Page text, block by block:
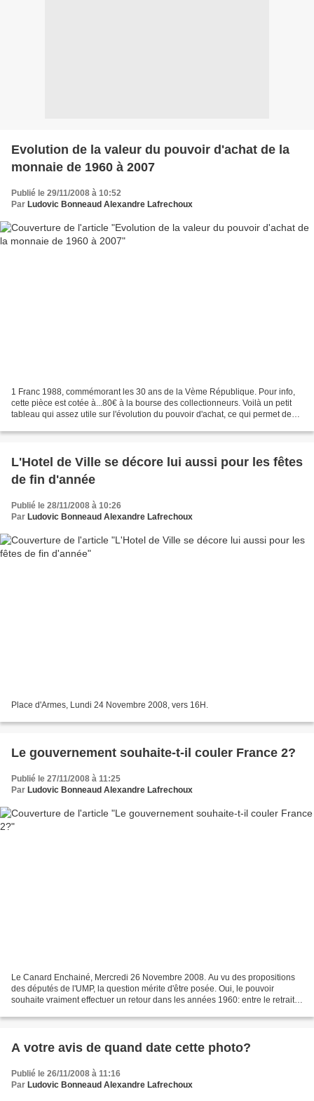
Evolution de la valeur du pouvoir d'achat de la
monnaie de 1960 à 2007
Publié le 29/11/2008 à 10:52
Par Ludovic Bonneaud Alexandre Lafrechoux
1 Franc 1988, commémorant les 30 ans de la Vème République. Pour info,
cette pièce est cotée à...80€ à la bourse des collectionneurs. Voilà un petit
tableau qui assez utile sur l'évolution du pouvoir d'achat, ce qui permet de
L'Hotel de Ville se décore lui aussi pour les fêtes
de fin d'année
Publié le 28/11/2008 à 10:26
Par Ludovic Bonneaud Alexandre Lafrechoux
Place d'Armes, Lundi 24 Novembre 2008, vers 16H.
Le gouvernement souhaite-t-il couler France 2?
Publié le 27/11/2008 à 11:25
Par Ludovic Bonneaud Alexandre Lafrechoux
Le Canard Enchainé, Mercredi 26 Novembre 2008. Au vu des propositions
des députés de l'UMP, la question mérite d'être posée. Oui, le pouvoir
souhaite vraiment effectuer un retour dans les années 1960: entre le retrait
A votre avis de quand date cette photo?
Publié le 26/11/2008 à 11:16
Par Ludovic Bonneaud Alexandre Lafrechoux